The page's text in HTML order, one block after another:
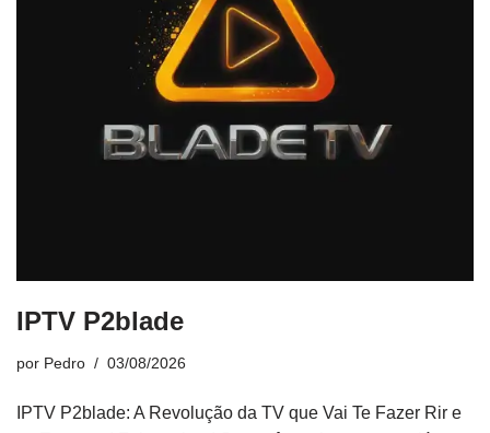
IPTV P2blade
por Pedro 03/08/2026
IPTV P2blade: A Revolução da TV que Vai Te Fazer Rir e